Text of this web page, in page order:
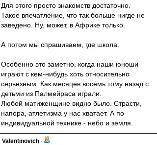
Для этого просто знакомств достаточно.
Такое впечатление, что так больше нигде не
заведено. Ну, может, в Африке только.
А потом мы спрашиваем, где школа.
Особенно это заметно, когда наши юноши
играют с кем-нибудь хоть относительно
серьёзным. Как месяцев восемь тому назад с
детьми из Палмейраса играли.
Любой матиженщине видно было. Страсти,
напора, атлетизма у нас хватает. А по
индивидуальной технике - небо и земля.
Valentinovich -